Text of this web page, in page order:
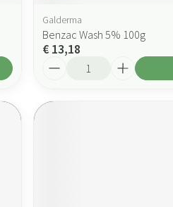
Galderma
Benzac Wash 5% 100g
€ 13,18